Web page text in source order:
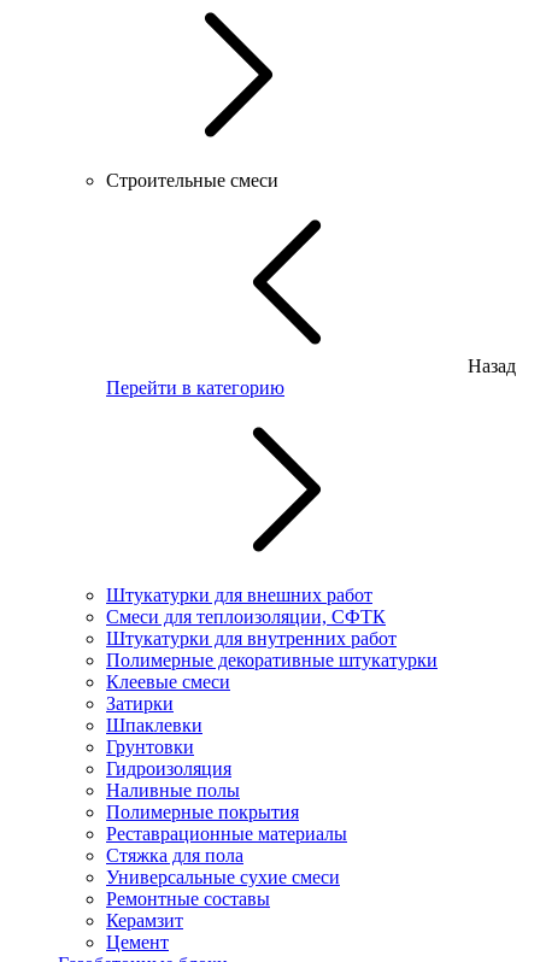
Строительные смеси
Назад
Перейти в категорию
Штукатурки для внешних работ
Смеси для теплоизоляции, СФТК
Штукатурки для внутренних работ
Полимерные декоративные штукатурки
Клеевые смеси
Затирки
Шпаклевки
Грунтовки
Гидроизоляция
Наливные полы
Полимерные покрытия
Реставрационные материалы
Стяжка для пола
Универсальные сухие смеси
Ремонтные составы
Керамзит
Цемент